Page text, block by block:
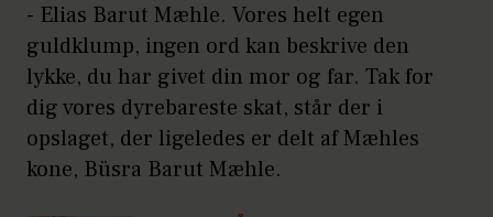
- Elias Barut Mæhle. Vores helt egen
guldklump, ingen ord kan beskrive den
lykke, du har givet din mor og far. Tak for
dig vores dyrebareste skat, står der i
opslaget, der ligeledes er delt af Mæhles
kone, Büsra Barut Mæhle.